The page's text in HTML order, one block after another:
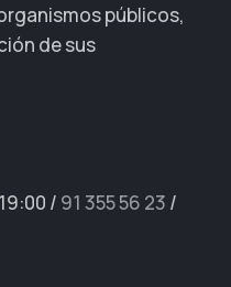
públicos,
de sus
/ 91 355 56 23 /